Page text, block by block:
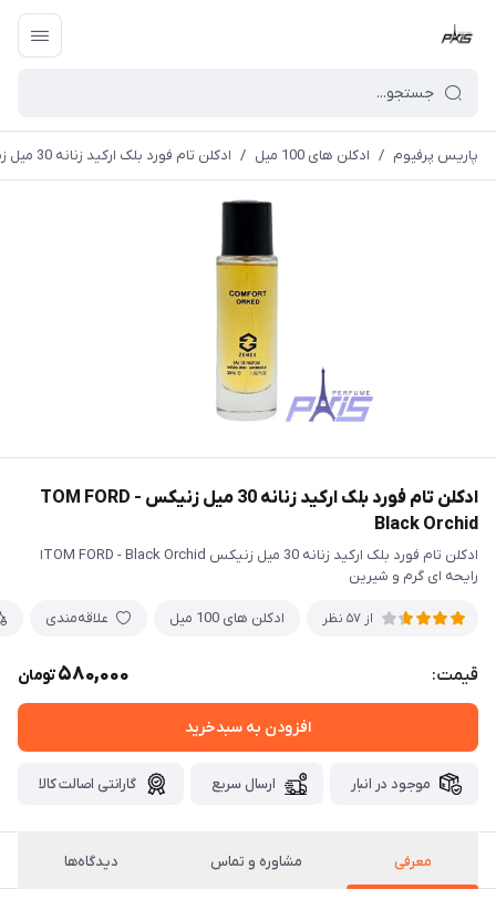
پاریس پرفیوم / ادکلن های 100 میل / ادکلن تام فورد بلک ارکید زنانه 30 میل زنیکس TOM FORD - Black Orchid
ادکلن تام فورد بلک ارکید زنانه 30 میل زنیکس TOM FORD -
Black Orchid
ادکلن تام فورد بلک ارکید زنانه 30 میل زنیکس TOM FORD - Black Orchidا
رایحه ای گرم و شیرین
از 57 نظر ادکلن های 100 میل علاقه‌مندی
قیمت: 580,000تومان
افزودن به سبدخرید
موجود در انبار ارسال سریع گارانتی اصالت کالا
معرفی مشاوره و تماس دیدگاه‌ها